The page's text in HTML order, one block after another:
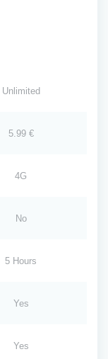
Unlimited
5.99 €
4G
No
5 Hours
Yes
Yes